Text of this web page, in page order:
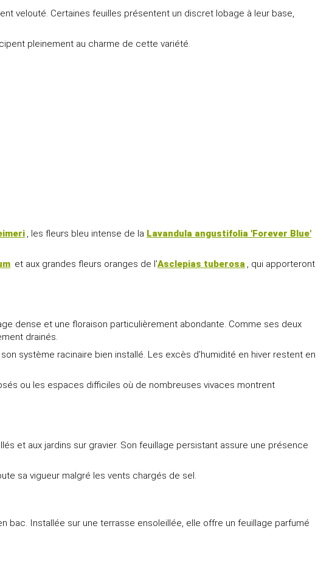
velouté. Certaines feuilles présentent un discret lobage à leur base,
pleinement au charme de cette variété.
, les fleurs bleu intense de la Lavandula angustifolia 'Forever Blue'
et aux grandes fleurs oranges de l'Asclepias tuberosa , qui apporteront
dense et une floraison particulièrement abondante. Comme ses deux
drainés.
système racinaire bien installé. Les excès d'humidité en hiver restent en
ou les espaces difficiles où de nombreuses vivaces montrent
et aux jardins sur gravier. Son feuillage persistant assure une présence
sa vigueur malgré les vents chargés de sel.
Installée sur une terrasse ensoleillée, elle offre un feuillage parfumé